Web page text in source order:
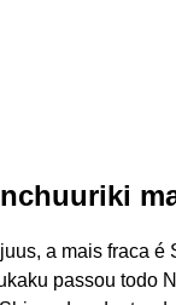
a mais fraca é
passou todo